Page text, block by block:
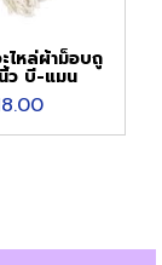
ไหล่ผ้าม็อบถู
ว บี-แมน